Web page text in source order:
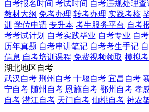
自考报名时间 考试时间 自考违规处理查
教材大纲 免考办理 转考办理 实践考核
训 学位申请 专升本 考生服务平台 自考
考考试计划 自考实践毕业 自考专业 自
历年真题 自考串讲笔记 自考考生手记
信息 自考培训课程 免费视频领取 模拟
湖北地区自考
武汉自考 荆州自考 十堰自考 宜昌自考
宁自考 随州自考 恩施自考 鄂州自考 孝
自考 潜江自考 天门自考 仙桃自考 神农